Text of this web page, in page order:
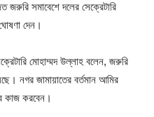
জরুরি সমাবেশে দলের সেক্রেটারি
দেন।
মোহাম্মদ উল্লাহ বলেন, জরুরি
নগর জামায়াতের বর্তমান আমির
কাজ করবেন।